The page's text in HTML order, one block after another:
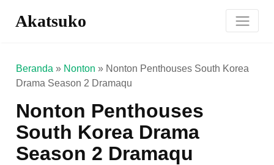
Akatsuko
Beranda » Nonton » Nonton Penthouses South Korea
Drama Season 2 Dramaqu
Nonton Penthouses
South Korea Drama
Season 2 Dramaqu